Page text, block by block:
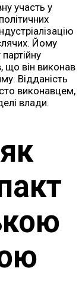
участь у
Йому
що він виконав
Відданість
виконавцем,
влади.